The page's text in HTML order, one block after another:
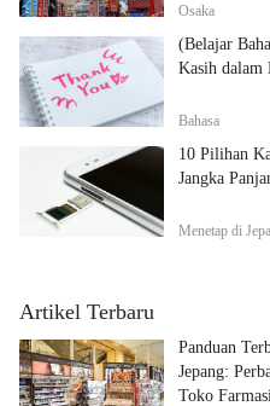
Osaka
(Belajar Bahasa
Kasih dalam
Bahasa
10 Pilihan
Jangka
Menetap di
Artikel Terbaru
Panduan
Jepang:
Toko